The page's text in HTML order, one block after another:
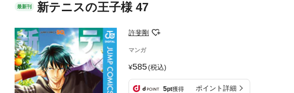
最新刊 新テニスの王子様 47
許斐剛
マンガ
585(税込)
5pt獲得 ポイント詳細